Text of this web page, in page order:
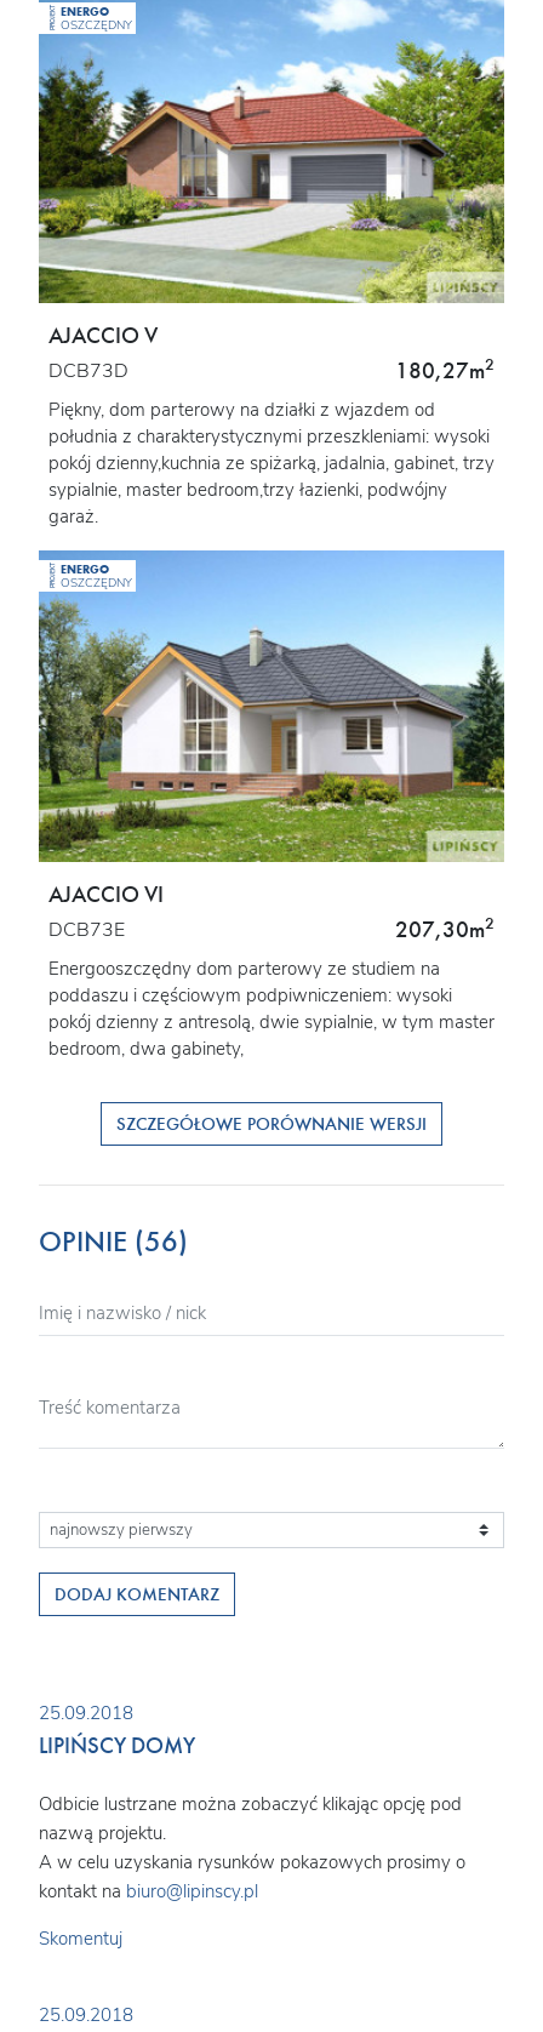
PROJEKT ENERGO
OSZCZĘDNY
AJACCIO V
DCB73D 180,27m2
Piękny, dom parterowy na działki z wjazdem od
południa z charakterystycznymi przeszkleniami: wysoki
pokój dzienny,kuchnia ze spiżarką, jadalnia, gabinet, trzy
sypialnie, master bedroom,trzy łazienki, podwójny
garaż.
PROJEKT ENERGO
OSZCZĘDNY
AJACCIO VI
DCB73E 207,30m2
Energooszczędny dom parterowy ze studiem na
poddaszu i częściowym podpiwniczeniem: wysoki
pokój dzienny z antresolą, dwie sypialnie, w tym master
bedroom, dwa gabinety,
SZCZEGÓŁOWE PORÓWNANIE WERSJI
OPINIE (56)
DODAJ KOMENTARZ
25.09.2018
LIPIŃSCY DOMY
Odbicie lustrzane można zobaczyć klikając opcję pod
nazwą projektu.
A w celu uzyskania rysunków pokazowych prosimy o
kontakt na biuro@lipinscy.pl
Skomentuj
25.09.2018